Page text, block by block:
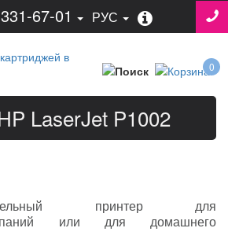
67-01 РУС
0
LaserJet P1002
принтер для
или для домашнего